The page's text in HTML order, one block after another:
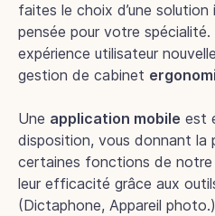
faites le choix d’une
pensée pour votre spécialité.
expérience utilisateur
gestion de cabinet
Une application mobile est
disposition, vous donnant la
certaines fonctions de notre
leur efficacité grâce aux
(Dictaphone, Appareil photo.)